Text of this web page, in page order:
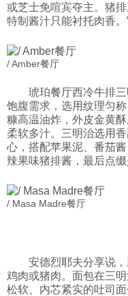
社会
文化
历史
体育
旅游
或芝士免喧宾夺主。猪
特制酱汁只能衬托肉香。
/ Amber餐厅
琥珀餐厅西冷牛排
饱腹需求，选用纹理匀
糠高温油炸，外皮金黄
柔软多汁。三明治选用
心，搭配苹果泥、番茄
辣果味猪排酱，最后点
/ Masa Madre餐厅
安德烈耶夫分享说
鸡肉或猪肉。面包在三
松软、内芯紧实的吐司